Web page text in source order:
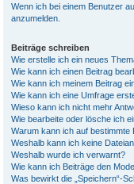
Wenn ich bei einem Benutzer
anzumelden.
Beiträge schreiben
Wie erstelle ich ein neues
Wie kann ich einen Beitrag
Wie kann ich meinem Beitrag
Wie kann ich eine Umfrage
Wieso kann ich nicht mehr
Wie bearbeite oder lösche ich
Warum kann ich auf bestimmte
Weshalb kann ich keine
Weshalb wurde ich verwarnt?
Wie kann ich Beiträge den
Was bewirkt die „Speichern“-